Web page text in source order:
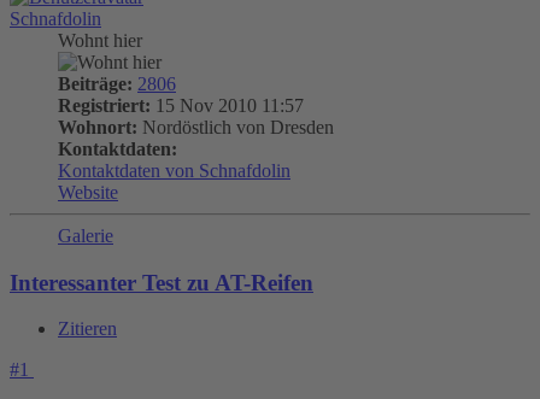
Schnafdolin
Wohnt hier
Beiträge: 2806
Registriert: 15 Nov 2010 11:57
Wohnort: Nordöstlich von Dresden
Kontaktdaten:
Kontaktdaten von Schnafdolin
Website
Galerie
Interessanter Test zu AT-Reifen
Zitieren
#1